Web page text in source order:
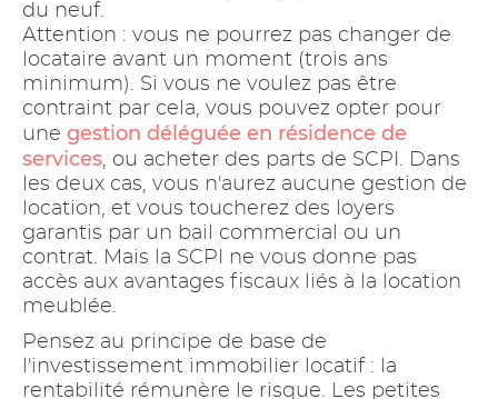
du neuf.
Attention : vous ne pourrez pas changer de
locataire avant un moment (trois ans
minimum). Si vous ne voulez pas être
contraint par cela, vous pouvez opter pour
une gestion déléguée en résidence de
services, ou acheter des parts de SCPI. Dans
les deux cas, vous n'aurez aucune gestion de
location, et vous toucherez des loyers
garantis par un bail commercial ou un
contrat. Mais la SCPI ne vous donne pas
accès aux avantages fiscaux liés à la location
meublée.
Pensez au principe de base de
l'investissement immobilier locatif : la
rentabilité rémunère le risque. Les petites